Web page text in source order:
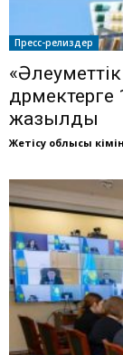
Пресс-релиздер
жазылды
Жетісу облысы